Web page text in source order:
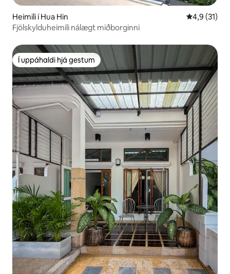
Heimili í Hua Hin 4,9 af 5 í
4,9 (31)
Fjölskylduheimili nálægt miðborginni
Í uppáhaldi hjá gestum
Í uppáhaldi hjá gestum